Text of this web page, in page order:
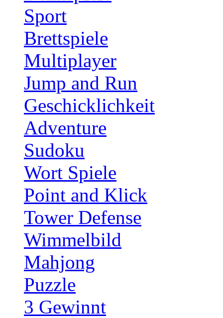
Sport
Brettspiele
Multiplayer
Jump and Run
Geschicklichkeit
Adventure
Sudoku
Wort Spiele
Point and Klick
Tower Defense
Wimmelbild
Mahjong
Puzzle
3 Gewinnt